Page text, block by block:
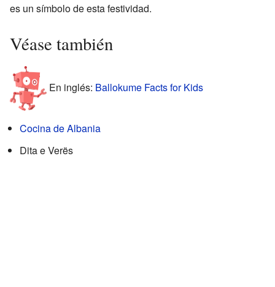
es un símbolo de esta festividad.
Véase también
En inglés: Ballokume Facts for Kids
Cocina de Albania
Dita e Verës